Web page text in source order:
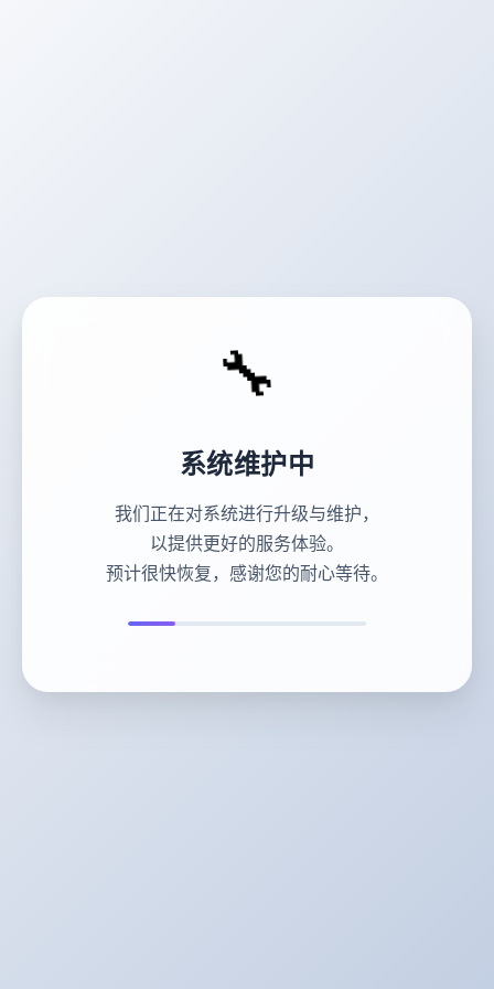
🔧
系统维护中
我们正在对系统进行升级与维护，
以提供更好的服务体验。
预计很快恢复，感谢您的耐心等待。